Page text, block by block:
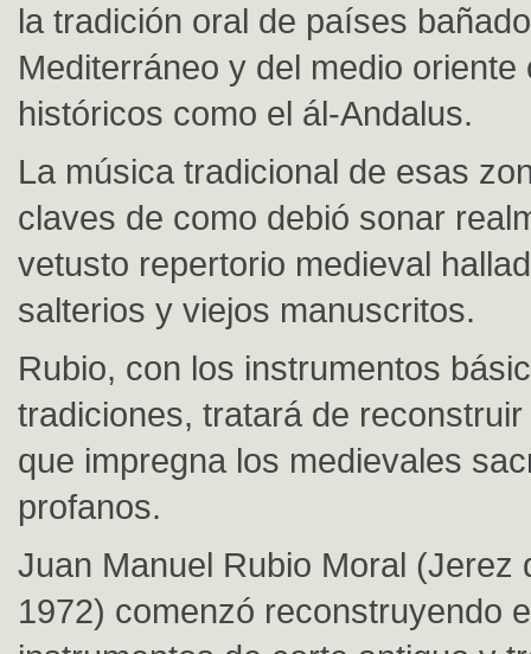
la tradición oral de países
Mediterráneo y del medio oriente
históricos como el ál-Andalus.
La música tradicional de esas
claves de como debió sonar
vetusto repertorio medieval
salterios y viejos manuscritos.
Rubio, con los instrumentos
tradiciones, tratará de
que impregna los medievales
profanos.
Juan Manuel Rubio Moral (Jerez
1972) comenzó reconstruyendo